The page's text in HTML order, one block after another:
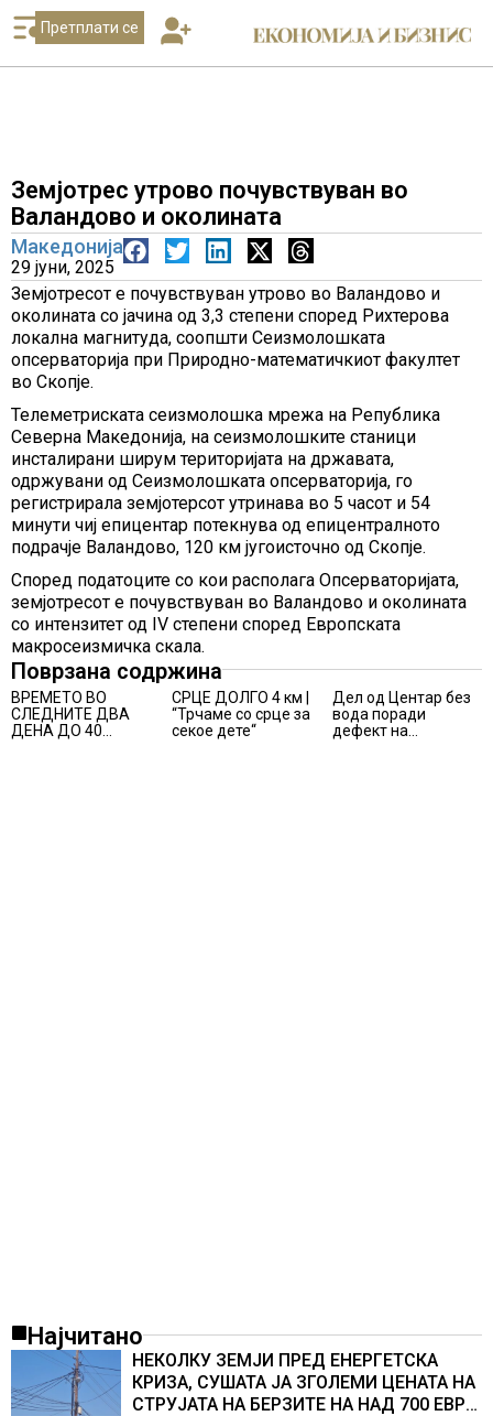
Претплати се
Земјотрес утрово почувствуван во
Валандово и околината
Македонија
29 јуни, 2025
Земјотресот е почувствуван утрово во Валандово и
околината со јачина од 3,3 степени според Рихтерова
локална магнитуда, соопшти Сеизмолошката
опсерваторија при Природно-математичкиот факултет
во Скопје.
Телеметриската сеизмолошка мрежа на Република
Северна Македонија, на сеизмолошките станици
инсталирани ширум територијата на државата,
одржувани од Сеизмолошката опсерваторија, го
регистрирала земјотерсот утринава во 5 часот и 54
минути чиј епицентар потекнува од епицентралното
подрачје Валандово, 120 км југоисточно од Скопје.
Според податоците со кои располага Опсерваторијата,
земјотресот е почувствуван во Валандово и околината
со интензитет од IV степени според Европската
макросеизмичка скала.
Поврзана содржина
ВРЕМЕТО ВО
СЛЕДНИТЕ ДВА
ДЕНА ДО 40
СРЦЕ ДОЛГО 4 км |
“Трчаме со срце за
секое дете“
Дел од Центар без
вода поради
дефект на
Најчитано
НЕКОЛКУ ЗЕМЈИ ПРЕД ЕНЕРГЕТСКА
КРИЗА, СУШАТА ЈА ЗГОЛЕМИ ЦЕНАТА НА
СТРУЈАТА НА БЕРЗИТЕ НА НАД 700 ЕВРА